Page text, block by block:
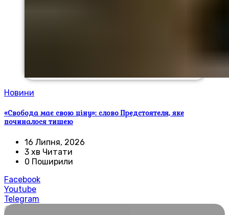
Новини
«Свобода має свою ціну»: слово Предстоятеля, яке
починалося тишею
16 Липня, 2026
3 хв Читати
0 Поширили
Facebook
Youtube
Telegram
🌍